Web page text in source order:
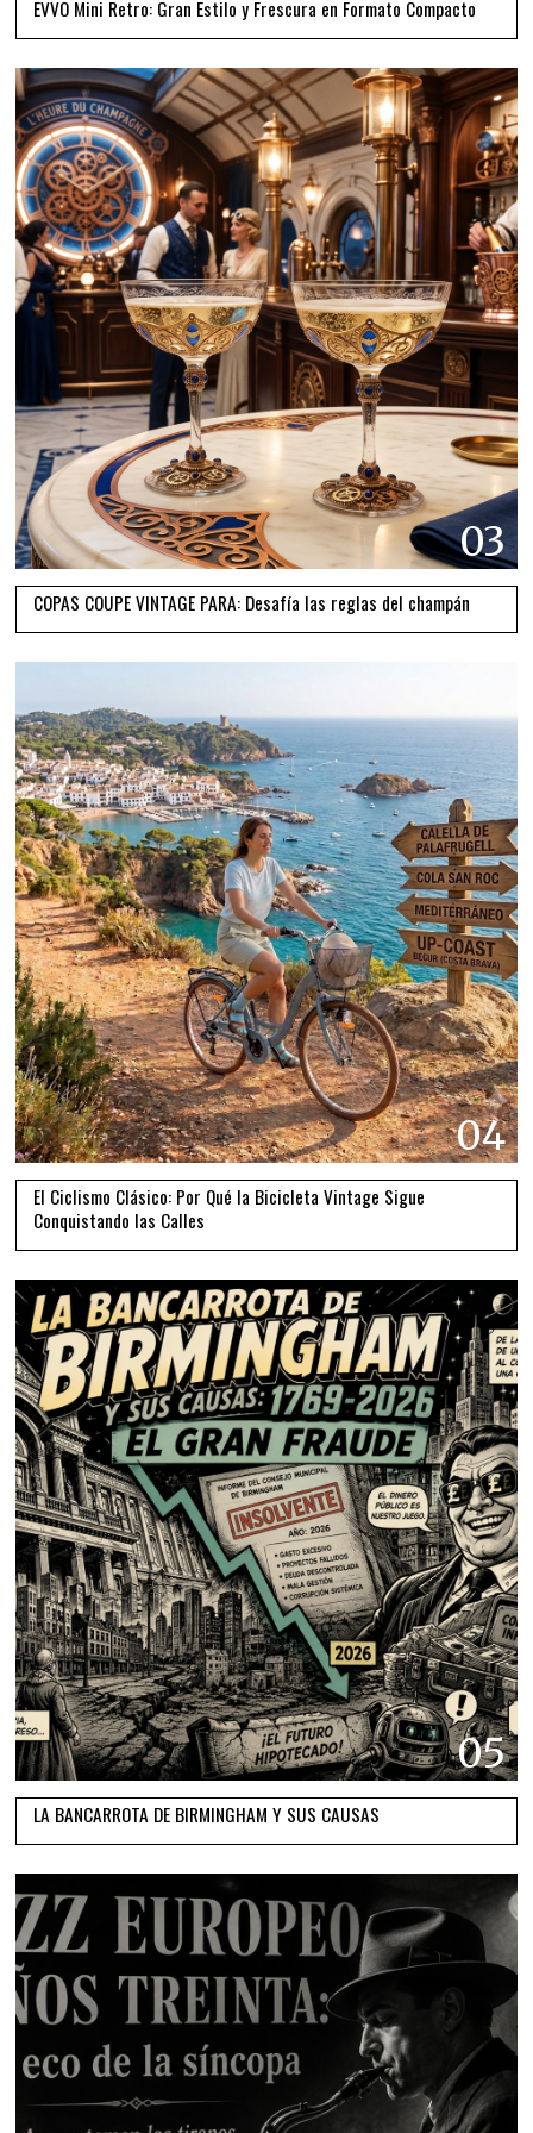
EVVO Mini Retro: Gran Estilo y Frescura en Formato Compacto
03
COPAS COUPE VINTAGE PARA: Desafía las reglas del champán
04
El Ciclismo Clásico: Por Qué la Bicicleta Vintage Sigue
Conquistando las Calles
05
LA BANCARROTA DE BIRMINGHAM Y SUS CAUSAS